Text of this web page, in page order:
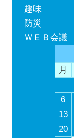
趣味
防災
ＷＥＢ会議
月
6
13
20